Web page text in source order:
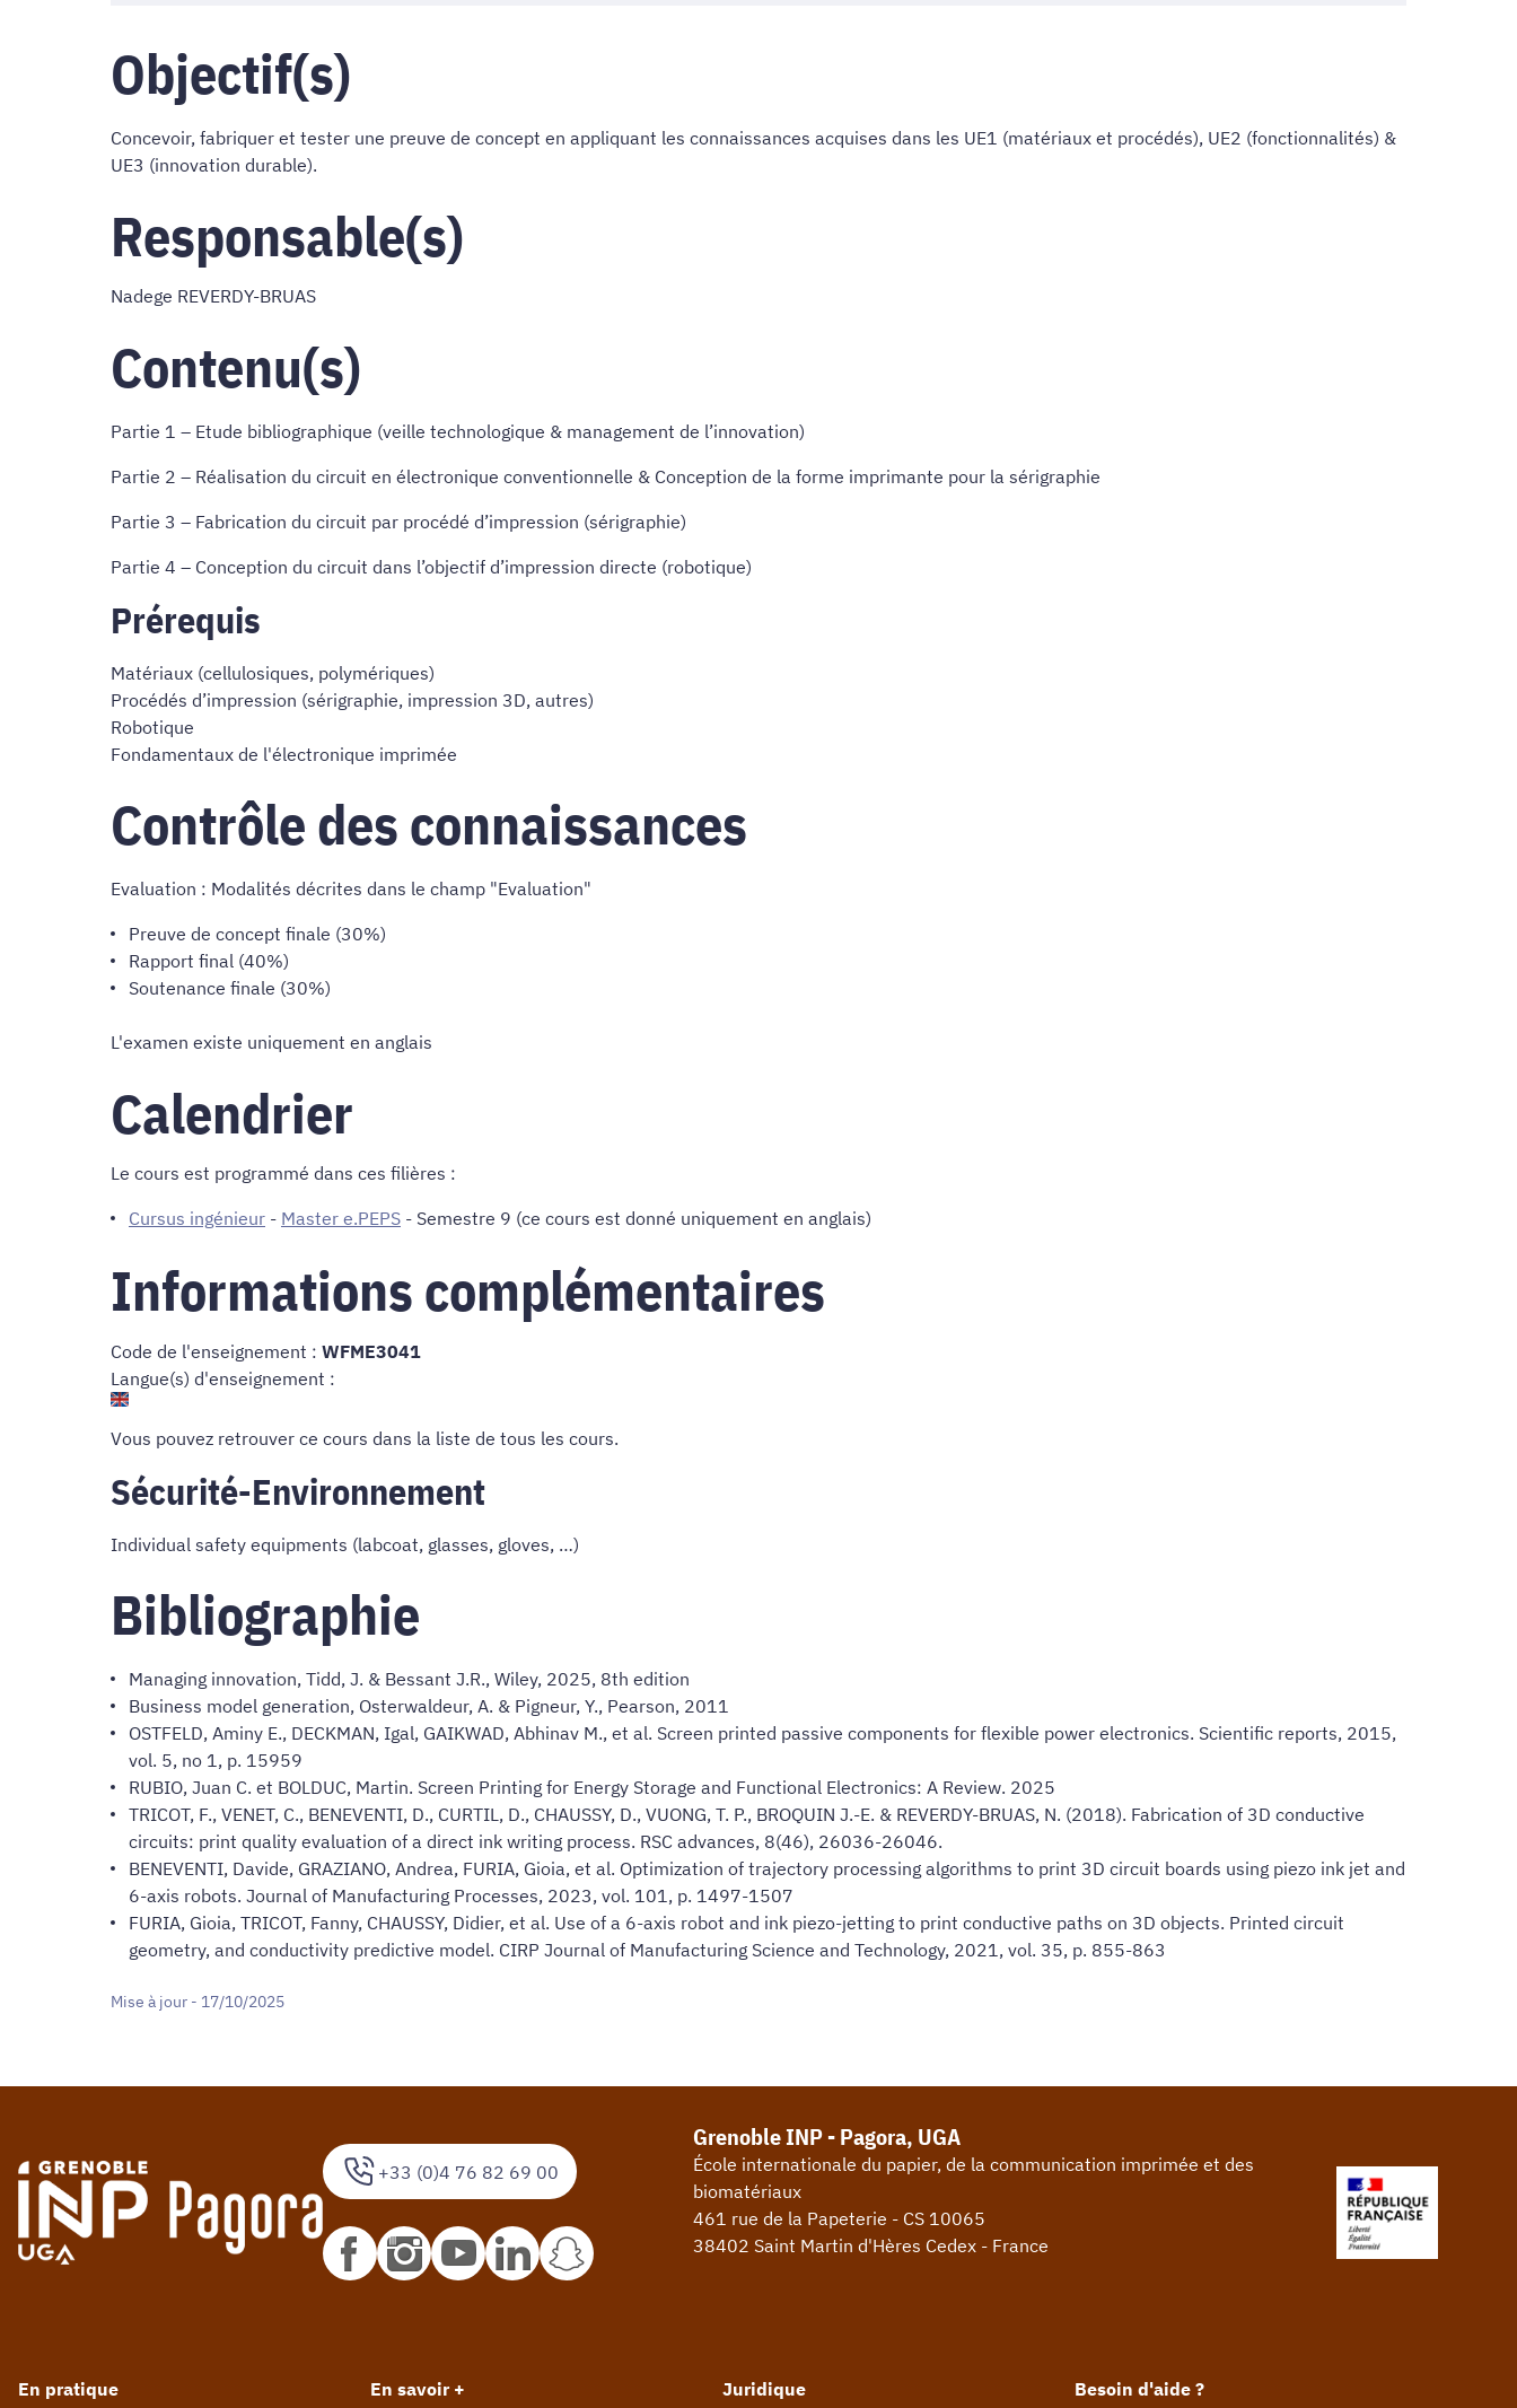
Objectif(s)
Concevoir, fabriquer et tester une preuve de concept en appliquant les connaissances acquises dans les UE1 (matériaux et procédés), UE2 (fonctionnalités) &
UE3 (innovation durable).
Responsable(s)
Nadege REVERDY-BRUAS
Contenu(s)
Partie 1 – Etude bibliographique (veille technologique & management de l’innovation)
Partie 2 – Réalisation du circuit en électronique conventionnelle & Conception de la forme imprimante pour la sérigraphie
Partie 3 – Fabrication du circuit par procédé d’impression (sérigraphie)
Partie 4 – Conception du circuit dans l’objectif d’impression directe (robotique)
Prérequis
Matériaux (cellulosiques, polymériques)
Procédés d’impression (sérigraphie, impression 3D, autres)
Robotique
Fondamentaux de l'électronique imprimée
Contrôle des connaissances
Evaluation : Modalités décrites dans le champ "Evaluation"
Preuve de concept finale (30%)
Rapport final (40%)
Soutenance finale (30%)
L'examen existe uniquement en anglais
Calendrier
Le cours est programmé dans ces filières :
Cursus ingénieur - Master e.PEPS - Semestre 9 (ce cours est donné uniquement en anglais)
Informations complémentaires
Code de l'enseignement : WFME3041
Langue(s) d'enseignement :
Vous pouvez retrouver ce cours dans la liste de tous les cours.
Sécurité-Environnement
Individual safety equipments (labcoat, glasses, gloves, …)
Bibliographie
Managing innovation, Tidd, J. & Bessant J.R., Wiley, 2025, 8th edition
Business model generation, Osterwaldeur, A. & Pigneur, Y., Pearson, 2011
OSTFELD, Aminy E., DECKMAN, Igal, GAIKWAD, Abhinav M., et al. Screen printed passive components for flexible power electronics. Scientific reports, 2015,
vol. 5, no 1, p. 15959
RUBIO, Juan C. et BOLDUC, Martin. Screen Printing for Energy Storage and Functional Electronics: A Review. 2025
TRICOT, F., VENET, C., BENEVENTI, D., CURTIL, D., CHAUSSY, D., VUONG, T. P., BROQUIN J.-E. & REVERDY-BRUAS, N. (2018). Fabrication of 3D conductive
circuits: print quality evaluation of a direct ink writing process. RSC advances, 8(46), 26036-26046.
BENEVENTI, Davide, GRAZIANO, Andrea, FURIA, Gioia, et al. Optimization of trajectory processing algorithms to print 3D circuit boards using piezo ink jet and
6-axis robots. Journal of Manufacturing Processes, 2023, vol. 101, p. 1497-1507
FURIA, Gioia, TRICOT, Fanny, CHAUSSY, Didier, et al. Use of a 6-axis robot and ink piezo-jetting to print conductive paths on 3D objects. Printed circuit
geometry, and conductivity predictive model. CIRP Journal of Manufacturing Science and Technology, 2021, vol. 35, p. 855-863
Mise à jour - 17/10/2025
+33 (0)4 76 82 69 00
Grenoble INP - Pagora, UGA
École internationale du papier, de la communication imprimée et des
biomatériaux
461 rue de la Papeterie - CS 10065
38402 Saint Martin d'Hères Cedex - France
En pratique En savoir + Juridique Besoin d'aide ?